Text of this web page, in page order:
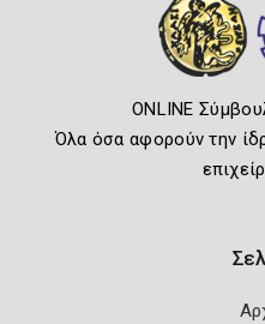
ONLINE
Όλα όσα αφορούν την